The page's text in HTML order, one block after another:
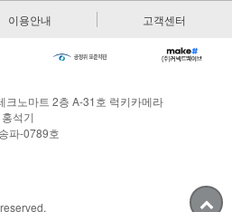
이용안내 고객센터
크노마트 2층 A-31호 럭키카메라
홍석기
파-0789호